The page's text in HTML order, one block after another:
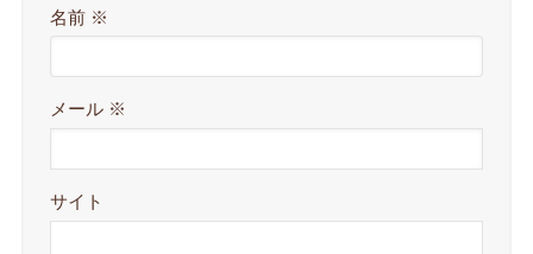
名前 ※
メール ※
サイト